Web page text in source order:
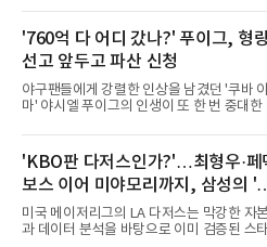
받았으나, 지난해 상금순위 75위에 그쳐 시
위전으로 밀렸고 본선에서도 78위에
문으로 향하고 있다. "누가 한국 야구 최초
예의 전당 헌액자가 될 것인가?"현재 가장 많
거론되는 후보군은 선동열, 최동원, 이승엽,
진우, 그리고 김응용 감독이다. 한국 야구의 시
대별 상징성과 업적을 고려하면 충분히 설
있는 이름들이다.선동열은 한국 야구가 배
최고의 투수로 평가받는다. 해태 시절 통산
프로야구에서도 성공하며 한국 선수의 해외
출 가능성을 보여준 상징적인 존
'760억 다 어디 갔나?' 푸이그, 형
선고 앞두고 파산 신청
야구팬들에게 강렬한 인상을 남겼던 '쿠바
마' 야시엘 푸이그의 인생이 또 한 번 중대한
거액을 벌었던 푸이그가 연방 사건 선고를
고 파산보호를 신청했다.푸이그는 최근 미국
로리다 파산 법원에 챕터11 파산보호 신청을
다. 챕터11은 기업이나 개인이 채권자들과 협
를 통해 재정 구조를 재편할 수 있도록 돕는
다.미 매체들에 따르면 푸이그의 자산 규모는
1000만~5000만 달러(약 146억~730억 원),
'KBO판 다저스인가?'…최형우·페
보스 이어 미야모리까지, 삼성의 '스
만렙' 승부수
미국 메이저리그의 LA 다저스는 막강한 자
과 데이터 분석을 바탕으로 이미 검증된 스